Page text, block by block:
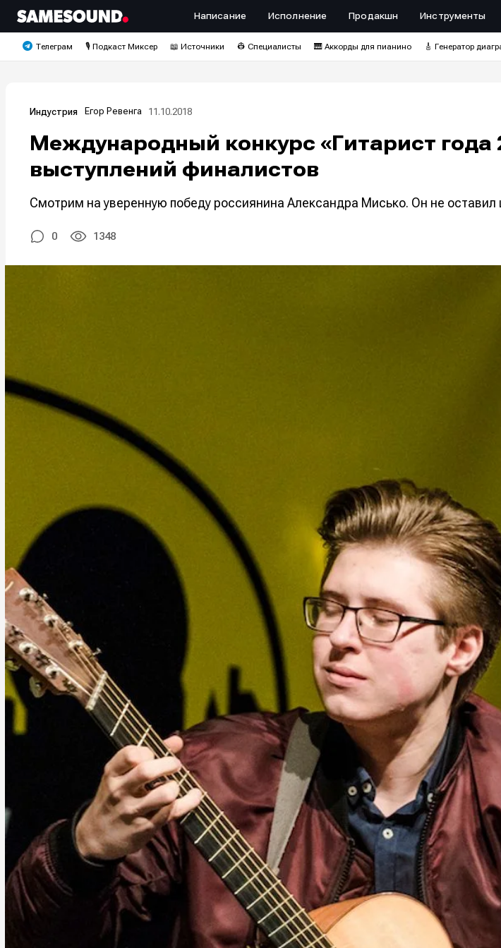
Написание Исполнение Продакшн Инструменты
Телеграм 🎙️ Подкаст Миксер 📖 Источники 👷 Специалисты 🎹 Аккорды для пианино 🎸 Генератор
Индустрия Егор Ревенга 11.10.2018
Международный конкурс «Гитарист года
выступлений финалистов
Смотрим на уверенную победу россиянина Александра Мисько. Он не
0 1348